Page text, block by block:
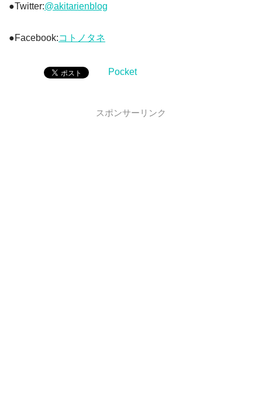
●Twitter:@akitarienblog
●Facebook:コトノタネ
Pocket
スポンサーリンク